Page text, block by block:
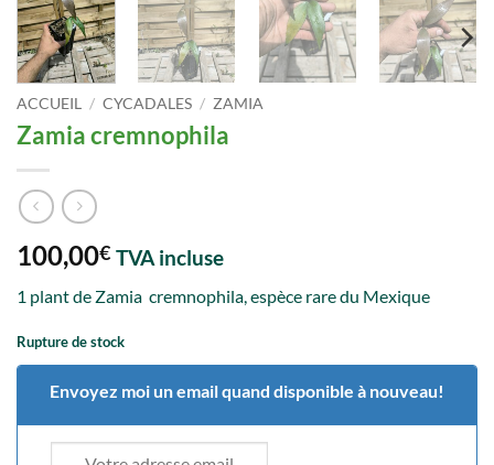
ACCUEIL / CYCADALES / ZAMIA
Zamia cremnophila
100,00€ TVA incluse
1 plant de Zamia cremnophila, espèce rare du Mexique
Rupture de stock
Envoyez moi un email quand disponible à nouveau!